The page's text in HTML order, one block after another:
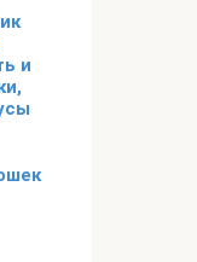
и